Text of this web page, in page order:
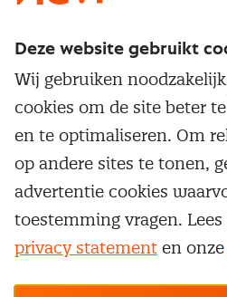
Service & contact
Over inkoop
Netwerk en communities
Aanmelden nieuwsbrief
Word lid van Nevi
Populaire thema's
Aanbesteden
Contractmanagement
Kostenmanagement
Onderhandelen
Supply management
Opleidingen en
Trainingen
Opleidingen
Maatwerk
Cookievoorkeuren
Deze website gebruikt
Wij gebruiken
cookies om de site beter
en te optimaliseren. Om
op andere sites te tonen,
advertentie cookies
toestemming vragen.
privacy statement en onze